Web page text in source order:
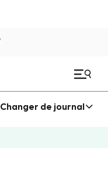
Changer de journal